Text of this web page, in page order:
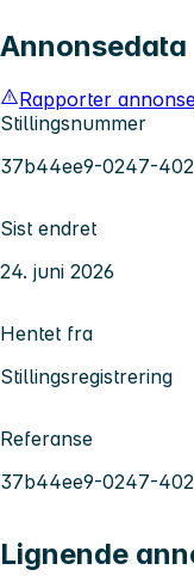
Annonsedata
Rapporter
Stillingsnummer
37b44ee9-0247-
Sist endret
24. juni 2026
Hentet fra
Stillingsregistrering
Referanse
37b44ee9-0247-
Lignende